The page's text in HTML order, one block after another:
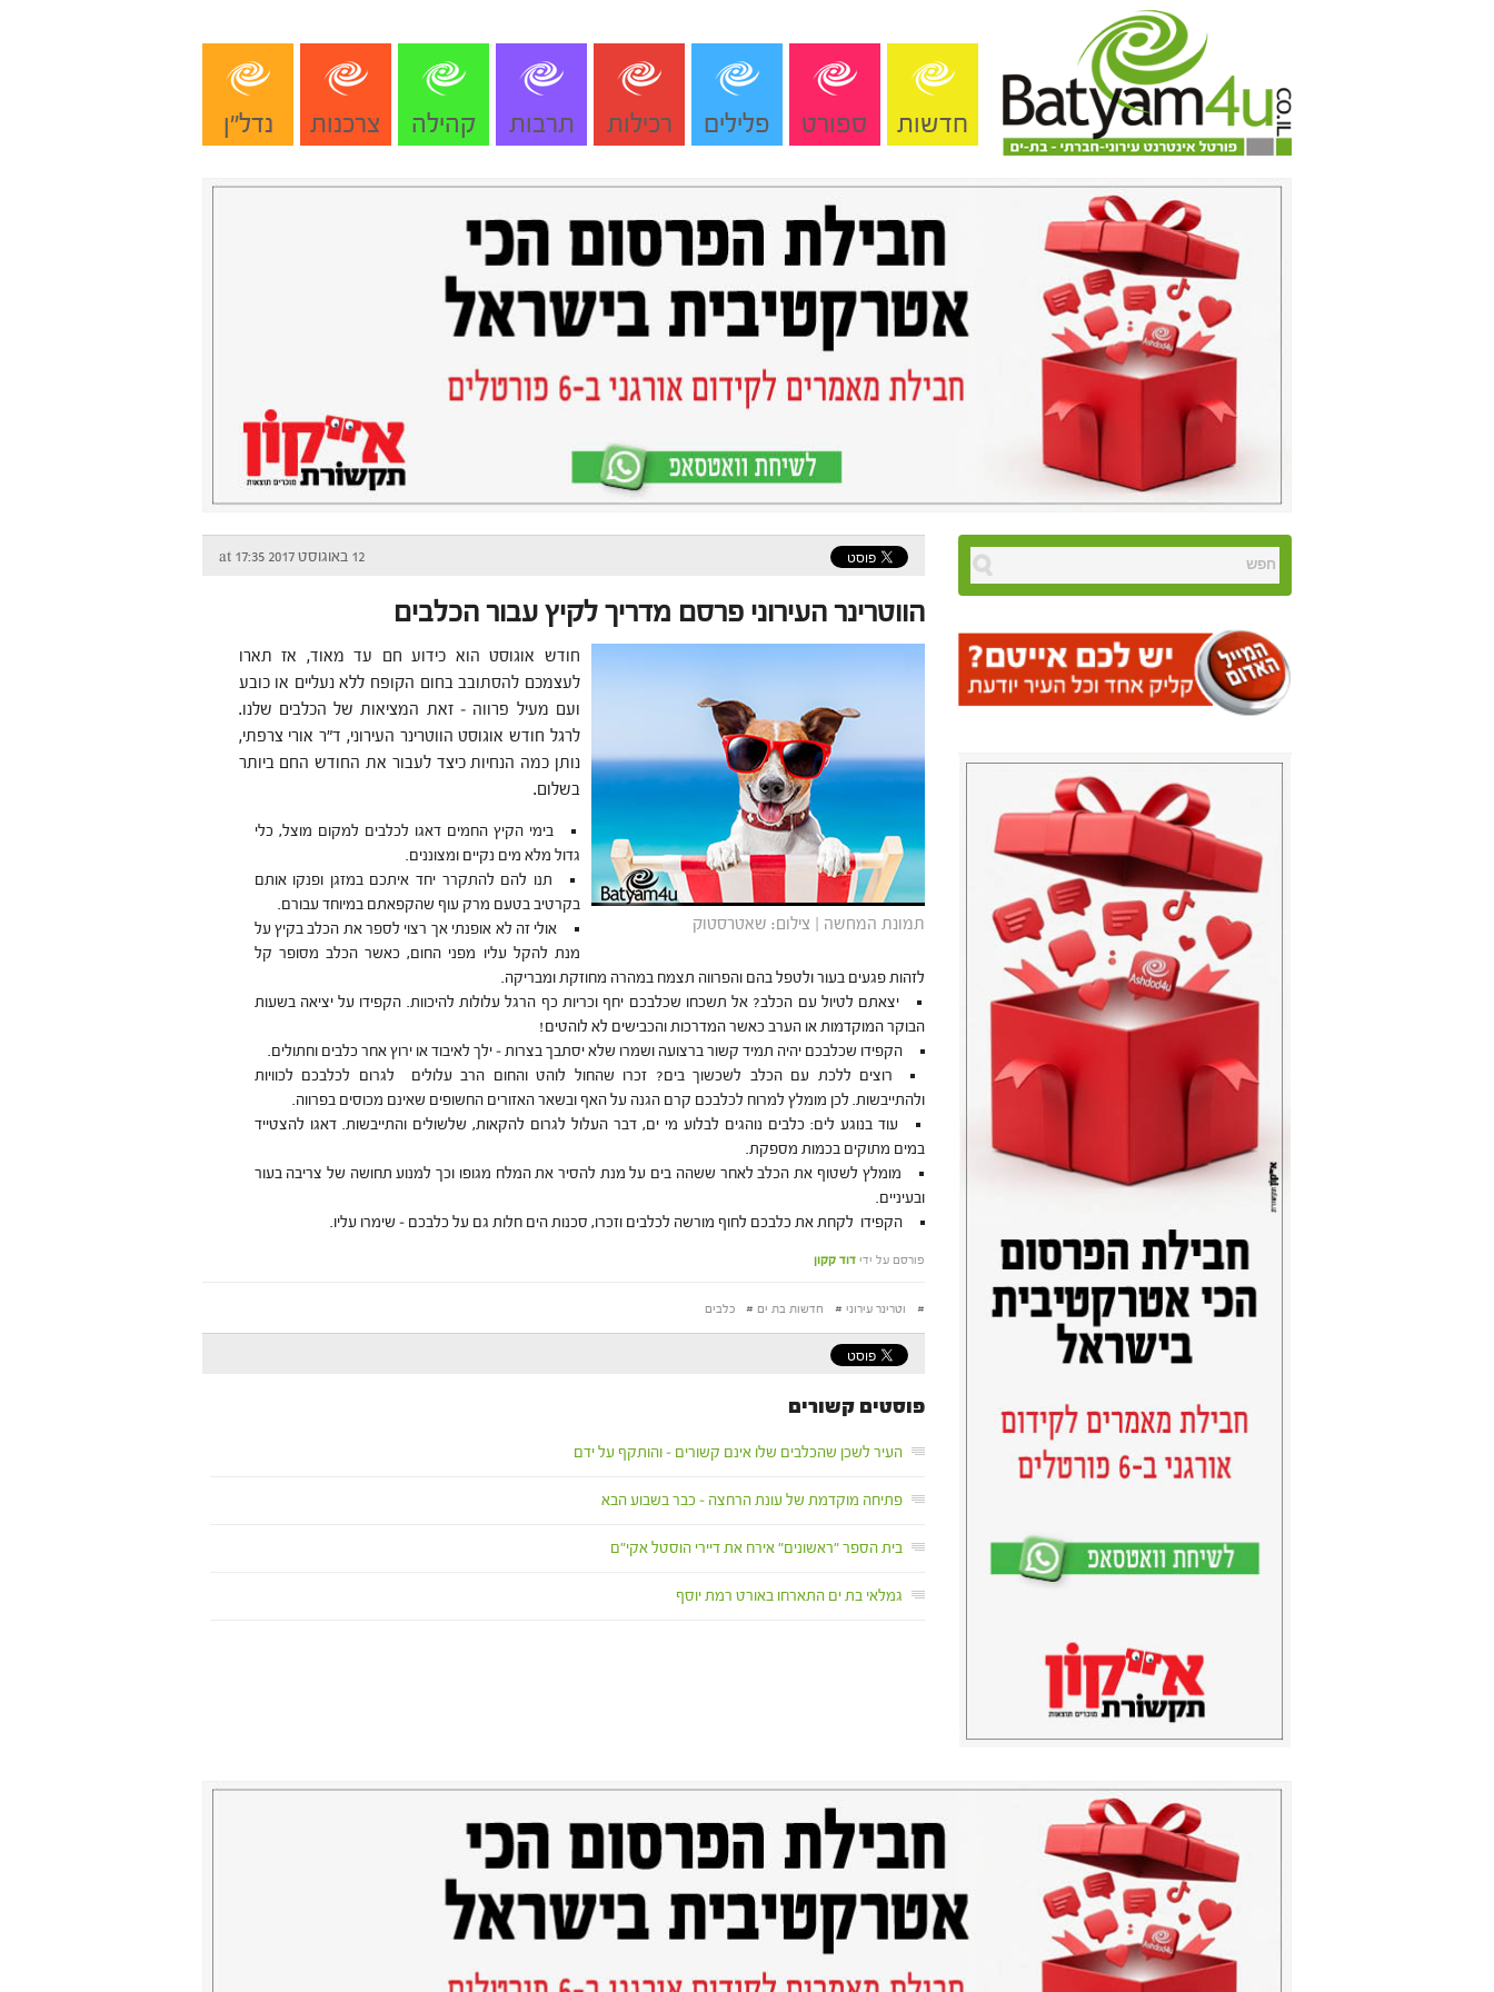
חדשות ספורט פלילים רכילות תרבות קהילה צרכנות נדל"ן
12 באוגוסט 2017 at 17:35
הווטרינר העירוני פרסם מדריך לקיץ עבור הכלבים
תמונת המחשה | צילום: שאטרסטוק
חודש אוגוסט הוא כידוע חם עד מאוד, אז תארו
לעצמכם להסתובב בחום הקופח ללא נעליים או כובע
ועם מעיל פרווה – זאת המציאות של הכלבים שלנו.
לרגל חודש אוגוסט הווטרינר העירוני, ד"ר אורי צרפתי,
נותן כמה הנחיות כיצד לעבור את החודש החם ביותר
בשלום.
בימי הקיץ החמים דאגו לכלבים למקום מוצל, כלי
גדול מלא מים נקיים ומצוננים.
תנו להם להתקרר יחד איתכם במזגן ופנקו אותם
בקרטיב בטעם מרק עוף שהקפאתם במיוחד עבורם.
אולי זה לא אופנתי אך רצוי לספר את הכלב בקיץ על
מנת להקל עליו מפני החום, כאשר הכלב מסופר קל
לזהות פגעים בעור ולטפל בהם והפרווה תצמח במהרה מחוזקת ומבריקה.
יצאתם לטיול עם הכלב? אל תשכחו שכלבכם יחף וכריות כף הרגל עלולות להיכוות. הקפידו על יציאה בשעות
הבוקר המוקדמות או הערב כאשר המדרכות והכבישים לא לוהטים!
הקפידו שכלבכם יהיה תמיד קשור ברצועה ושמרו שלא יסתבך בצרות – ילך לאיבוד או ירוץ אחר כלבים וחתולים.
רוצים ללכת עם הכלב לשכשוך בים? זכרו שהחול לוהט והחום הרב עלולים לגרום לכלבכם לכוויות
ולהתייבשות. לכן מומלץ למרוח לכלבכם קרם הגנה על האף ובשאר האזורים החשופים שאינם מכוסים בפרווה.
עוד בנוגע לים: כלבים נוהגים לבלוע מי ים, דבר העלול לגרום להקאות, שלשולים והתייבשות. דאגו להצטייד
במים מתוקים בכמות מספקת.
מומלץ לשטוף את הכלב לאחר ששהה בים על מנת להסיר את המלח מגופו וכך למנוע תחושה של צריבה בעור
ובעיניים.
הקפידו לקחת את כלבכם לחוף מורשה לכלבים וזכרו, סכנות הים חלות גם על כלבכם – שימרו עליו.
פורסם על ידי דוד קקון
# וטרינר עירוני # חדשות בת ים # כלבים
פוסטים קשורים
העיר לשכן שהכלבים שלו אינם קשורים – והותקף על ידם
פתיחה מוקדמת של עונת הרחצה – כבר בשבוע הבא
בית הספר "ראשונים" אירח את דיירי הוסטל אקי"ם
גמלאי בת ים התארחו באורט רמת יוסף